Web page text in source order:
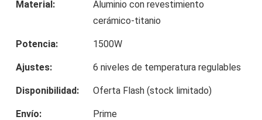
Material:
Aluminio con revestimiento
cerámico-titanio
Potencia: 1500W
Ajustes: 6 niveles de temperatura regulables
Disponibilidad: Oferta Flash (stock limitado)
Envío: Prime